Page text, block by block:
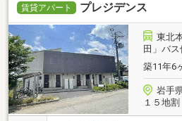
賃貸アパート プレジデンス
東北
田」バ
築11年6
岩手
１５地割